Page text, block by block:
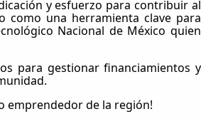
y esfuerzo para contribuir al
como una herramienta clave para
Nacional de México quien
para gestionar financiamientos y
emprendedor de la región!